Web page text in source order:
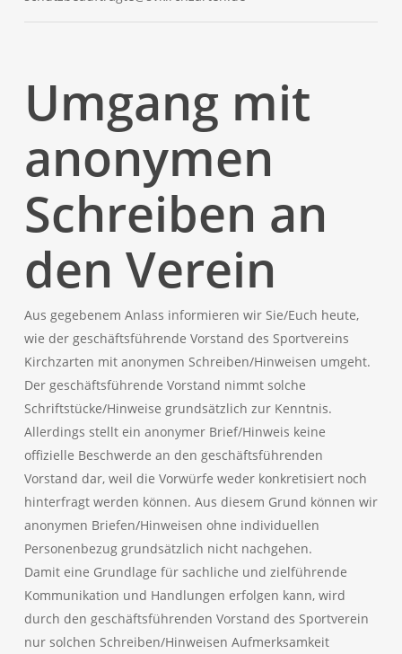
Umgang mit
anonymen
Schreiben an
den Verein
Aus gegebenem Anlass informieren wir Sie/Euch heute,
wie der geschäftsführende Vorstand des Sportvereins
Kirchzarten mit anonymen Schreiben/Hinweisen umgeht.
Der geschäftsführende Vorstand nimmt solche
Schriftstücke/Hinweise grundsätzlich zur Kenntnis.
Allerdings stellt ein anonymer Brief/Hinweis keine
offizielle Beschwerde an den geschäftsführenden
Vorstand dar, weil die Vorwürfe weder konkretisiert noch
hinterfragt werden können. Aus diesem Grund können wir
anonymen Briefen/Hinweisen ohne individuellen
Personenbezug grundsätzlich nicht nachgehen.
Damit eine Grundlage für sachliche und zielführende
Kommunikation und Handlungen erfolgen kann, wird
durch den geschäftsführenden Vorstand des Sportverein
nur solchen Schreiben/Hinweisen Aufmerksamkeit